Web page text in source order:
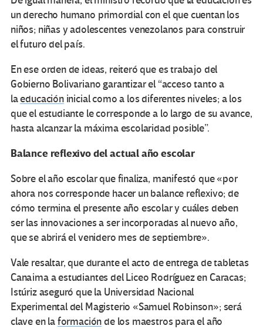
un derecho humano primordial con el que cuentan los
niños; niñas y adolescentes venezolanos para construir
el futuro del país.
En ese orden de ideas, reiteró que es trabajo del
Gobierno Bolivariano garantizar el “acceso tanto a
laeducacióninicial como a los diferentes niveles; a los
que el estudiante le corresponde a lo largo de su avance,
hasta alcanzar la máxima escolaridad posible”.
Balance reflexivo del actual año escolar
Sobre el año escolar que finaliza, manifestó que «por
ahora nos corresponde hacer un balance reflexivo; de
cómo termina el presente año escolar y cuáles deben
ser las innovaciones a ser incorporadas al nuevo año,
que se abrirá el venidero mes de septiembre».
Vale resaltar, que durante el acto de entrega de tabletas
Canaima a estudiantes del Liceo Rodríguez en Caracas;
Istúriz aseguró que la Universidad Nacional
Experimental del Magisterio «Samuel Robinson»; será
clave en laformaciónde los maestros para el año